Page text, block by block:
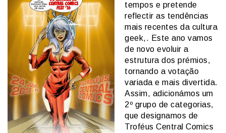
tempos e pretende
reflectir as tendências
mais recentes da cultura
geek,. Este ano vamos
de novo evoluir a
estrutura dos prémios,
tornando a votação
variada e mais divertida.
Assim, adicionámos um
2º grupo de categorias,
que designamos de
Troféus Central Comics